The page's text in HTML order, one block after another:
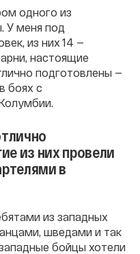
одного из
У меня под
из них 14 —
настоящие
подготовлены —
боях с
из них провели
в
из западных
шведами и так
бойцы хотели